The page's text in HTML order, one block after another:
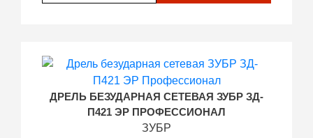
ДРЕЛЬ БЕЗУДАРНАЯ СЕТЕВАЯ ЗУБР ЗД-
П421 ЭР ПРОФЕССИОНАЛ
ЗУБР